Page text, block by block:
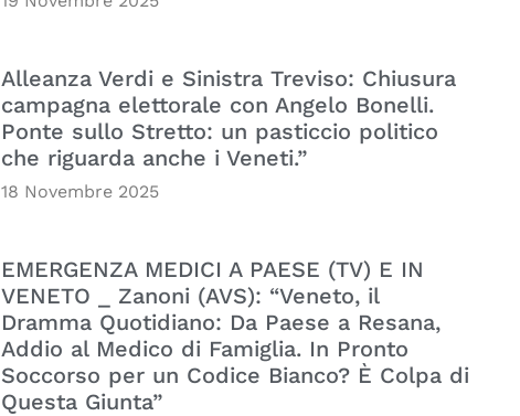
Alleanza Verdi e Sinistra Treviso: Chiusura
campagna elettorale con Angelo Bonelli.
Ponte sullo Stretto: un pasticcio politico
che riguarda anche i Veneti.”
18 Novembre 2025
EMERGENZA MEDICI A PAESE (TV) E IN
VENETO _ Zanoni (AVS): “Veneto, il
Dramma Quotidiano: Da Paese a Resana,
Addio al Medico di Famiglia. In Pronto
Soccorso per un Codice Bianco? È Colpa di
Questa Giunta”